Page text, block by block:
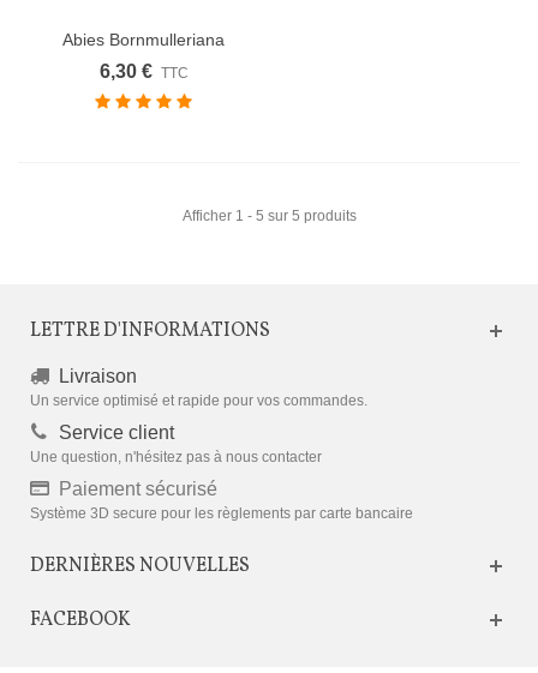
Abies Bornmulleriana
Origine...
6,30 € TTC
Afficher 1 - 5 sur 5 produits
LETTRE D'INFORMATIONS
Livraison
Un service optimisé et rapide pour vos commandes.
Service client
Une question, n'hésitez pas à nous contacter
Paiement sécurisé
Système 3D secure pour les règlements par carte bancaire
DERNIÈRES NOUVELLES
FACEBOOK